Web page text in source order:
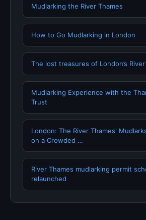
Mudlarking the River Thames
How to Go Mudlarking in London
The lost treasures of London’s
Mudlarking Experience with the
Trust
London: The River Thames'
on a Crowded …
River Thames mudlarking permit
relaunched